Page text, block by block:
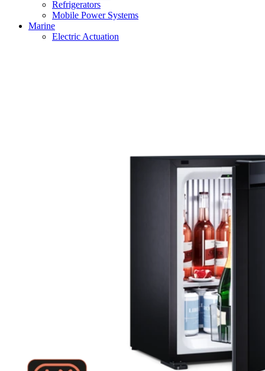
Refrigerators
Mobile Power Systems
Marine
Electric Actuation